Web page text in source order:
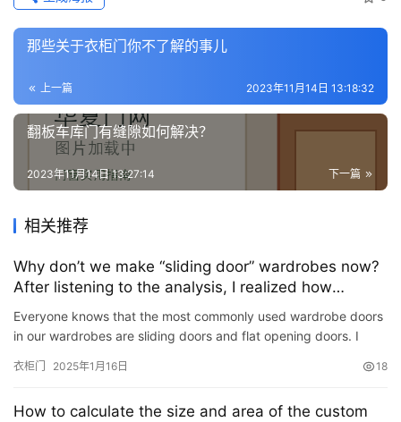
那些关于衣柜门你不了解的事儿
上一篇 2023年11月14日 13:18:32
翻板车库门有缝隙如何解决？
下一篇
2023年11月14日 13:27:14
相关推荐
Why don’t we make “sliding door” wardrobes now?
After listening to the analysis, I realized how
important it is to “know what you do”
Everyone knows that the most commonly used wardrobe doors
in our wardrobes are sliding doors and flat opening doors. I
衣柜门 2025年1月16日 18
How to calculate the size and area of ​​the custom